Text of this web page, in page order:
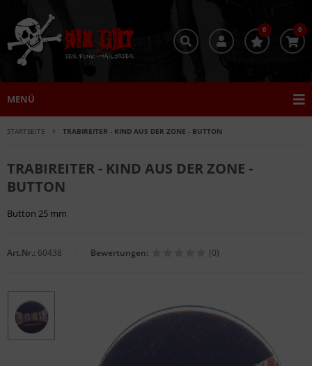
0 0
MENÜ
STARTSEITE TRABIREITER - KIND AUS DER ZONE - BUTTON
TRABIREITER - KIND AUS DER ZONE -
BUTTON
Button 25 mm
Art.Nr.: 60438 Bewertungen: (0)